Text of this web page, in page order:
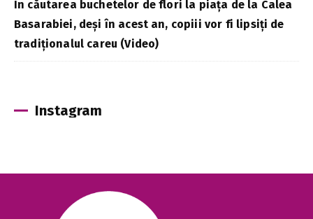
În căutarea buchetelor de flori la piața de la Calea
Basarabiei, deși în acest an, copiii vor fi lipsiți de
tradiționalul careu (Video)
Instagram